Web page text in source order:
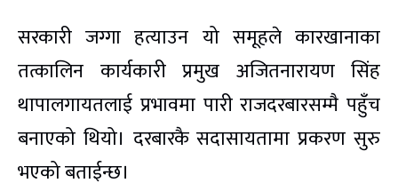
सरकारी जग्गा हत्याउन यो समूहले कारखानाका
तत्कालिन कार्यकारी प्रमुख अजितनारायण सिंह
थापालगायतलाई प्रभावमा पारी राजदरबारसम्मै पहुँच
बनाएको थियो। दरबारकै सदासायतामा प्रकरण सुरु
भएको बताईन्छ।